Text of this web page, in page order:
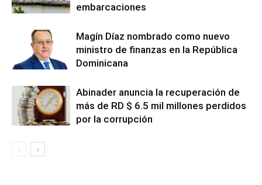
embarcaciones
Magín Díaz nombrado como nuevo
ministro de finanzas en la República
Dominicana
Abinader anuncia la recuperación de
más de RD $ 6.5 mil millones perdidos
por la corrupción